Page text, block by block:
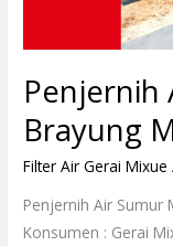
Penjernih
Brayung
Filter Air Gerai Mixue
Penjernih Air Sumur
Konsumen : Gerai